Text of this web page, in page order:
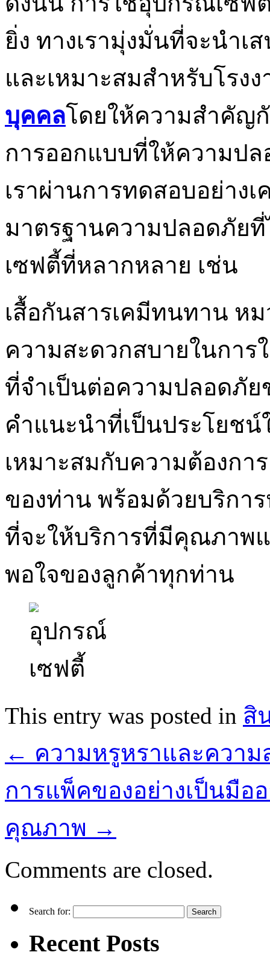
ยิ่ง ทางเรามุ่งมั่นที่จะนำ
และเหมาะสมสำหรับโรง
บุคคลโดยให้ความสำคัญ
การออกแบบที่ให้ความป
เราผ่านการทดสอบอย่าง
มาตรฐานความปลอดภัย
เซฟตี้ที่หลากหลาย เช่น
เสื้อกันสารเคมีทนทาน ห
ความสะดวกสบายในกา
ที่จำเป็นต่อความปลอดภัย
คำแนะนำที่เป็นประโยช
เหมาะสมกับความต้องกา
ของท่าน พร้อมด้วยบริกา
ที่จะให้บริการที่มีคุณภาพแ
พอใจของลูกค้าทุกท่าน
This entry was posted in สิ
← ความหรูหราและควา
การแพ็คของอย่างเป็นมื
คุณภาพ →
Comments are closed.
Search for:
Recent Posts